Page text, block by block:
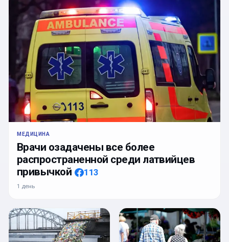
МЕДИЦИНА
Врачи озадачены все более
распространенной среди латвийцев
привычкой
113
1 день